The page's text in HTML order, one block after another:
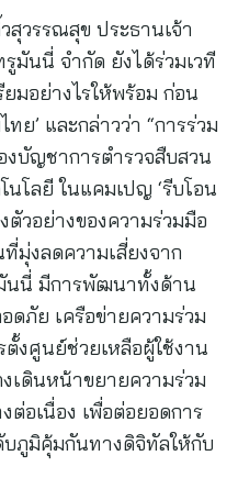
วรรณสุข ประธานเจ้า
มันนี่ จำกัด ยังได้ร่วมเวที
มอย่างไรให้พร้อม ก่อน
ย’ และกล่าวว่า “การร่วม
บัญชาการตำรวจสืบสวน
โลยี ในแคมเปญ ‘รีบโอน
ตัวอย่างของความร่วมมือ
มุ่งลดความเสี่ยงจาก
นนี่ มีการพัฒนาทั้งด้าน
ดภัย เครือข่ายความร่วม
งศูนย์ช่วยเหลือผู้ใช้งาน
เดินหน้าขยายความร่วม
อเนื่อง เพื่อต่อยอดการ
บภูมิคุ้มกันทางดิจิทัลให้กับ